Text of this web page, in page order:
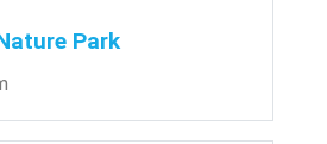
Park